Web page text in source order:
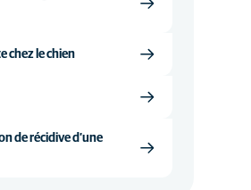
chez le chien
de récidive d’une